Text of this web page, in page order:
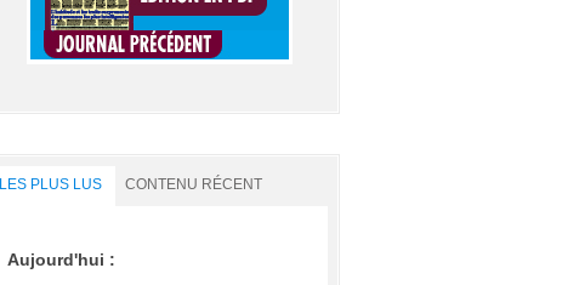
LES PLUS LUS CONTENU RÉCENT
Aujourd'hui :